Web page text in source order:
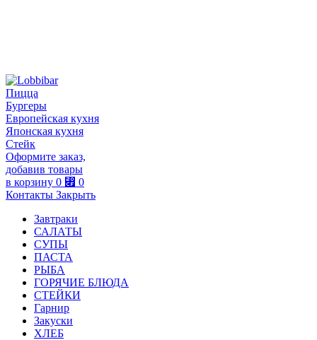
Пицца
Бургеры
Европейская кухня
Японская кухня
Стейк
Оформите заказ,
добавив товары
в корзину 0 ⃏ 0
Контакты Закрыть
Завтраки
САЛАТЫ
СУПЫ
ПАСТА
РЫБА
ГОРЯЧИЕ БЛЮДА
СТЕЙКИ
Гарнир
Закуски
ХЛЕБ